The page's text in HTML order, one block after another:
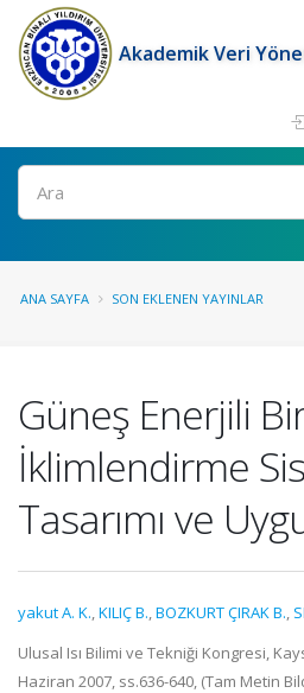
Akademik Veri
Ara
ANA SAYFA SON EKLENEN YAYINLAR
Güneş Enerjili
İklimlendirme
Tasarımı ve
yakut A. K.,KILIÇ B.,BOZKURT ÇIRAK B.,
Ulusal Isı Bilimi ve Tekniği Kongresi,
Haziran 2007, ss.636-640, (Tam Metin